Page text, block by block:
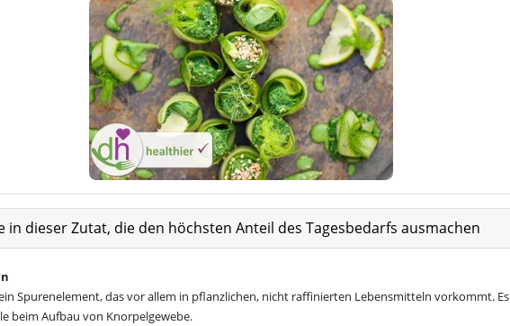
in dieser Zutat, die den höchsten Anteil des Tagesbedarfs ausmachen
Spurenelement, das vor allem in pflanzlichen, nicht raffinierten Lebensmitteln vorkommt.
beim Aufbau von Knorpelgewebe.